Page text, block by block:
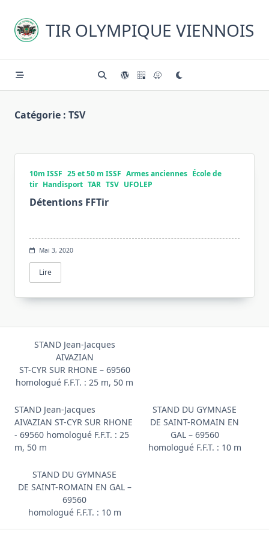
content
TIR OLYMPIQUE VIENNOIS
Catégorie : TSV
10m ISSF 25 et 50 m ISSF Armes anciennes École de
tir Handisport TAR TSV UFOLEP
Détentions FFTir
Mai 3, 2020
Lire
STAND Jean-Jacques
AIVAZIAN
ST-CYR SUR RHONE – 69560
homologué F.F.T. : 25 m, 50 m
STAND Jean-Jacques
AIVAZIAN ST-CYR SUR RHONE
- 69560 homologué F.F.T. : 25
m, 50 m
STAND DU GYMNASE
DE SAINT-ROMAIN EN GAL –
69560
homologué F.F.T. : 10 m
STAND DU GYMNASE
DE SAINT-ROMAIN EN
GAL – 69560
homologué F.F.T. : 10 m